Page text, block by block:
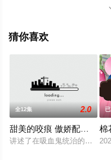
结局剧情已揭晓（已完结）
动漫、电视猫或剧情网等平
猜你喜欢
全12集 2.0
甜美的咬痕 傲娇配音版
讲述了在吸血鬼统治的时代
棉